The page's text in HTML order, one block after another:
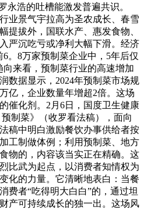
永浩的吐槽能激发普遍共识。
业景气宇拉高为圣农成长、春雪
提拔外，国联水产、惠发食物、
严沉吃亏或净利大幅下滑。经济
。8万家预制菜企业中，5年后仅
向来看，预制菜行业的高速增加
数据显示，2024年预制菜市场规
亿，企业数量年增超2倍。这场
催化剂。2月6日，国度卫生健康
制菜》（收罗看法稿），面向
稿中明白激励餐饮办事供给者按
工制做体例；利用预制菜、地方
物的，内容该当实正在精确。这
比武为起点，以消费者知情权为
化的力量。它清晰地表白：当餐
费者“吃得明大白白”的，通过坦
产可持续成长的独一出。这场风